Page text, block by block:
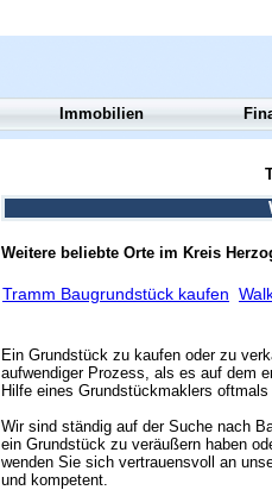
Weitere beliebte Orte im Kreis
Tramm Baugrundstück kaufen
Ein Grundstück zu kaufen oder zu
aufwendiger Prozess, als es auf dem
Hilfe eines Grundstückmaklers
Wir sind ständig auf der Suche nach
ein Grundstück zu veräußern haben
wenden Sie sich vertrauensvoll an
und kompetent.
Immobilien